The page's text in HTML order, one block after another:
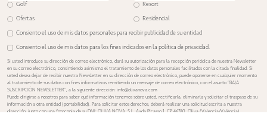
Golf
Resort
Ofertas
Residencial
Consiento el uso de mis datos personales para recibir publicidad de su entidad
Consiento el uso de mis datos para los fines indicados en lapolítica de privacidad.
Si usted introduce su dirección de correo electrónico, dará su autorización para la recepción periódica de nuestra Newsletter
en su correo electrónico, consintiendo asimismo el tratamiento de los datos personales facilitados con la citada finalidad. Si
usted desea dejar de recibir nuestra Newsletter en su dirección de correo electrónico, puede oponerse en cualquier momento
al tratamiento de sus datos con fines informativos remitiendo un mensaje de correo electrónico, con el asunto “BAJA
SUSCRIPCIÓN NEWSLETTER”, a la siguiente dirección: info@olivanova.com
Puede dirigirse a nosotros para saber qué información tenemos sobre usted, rectificarla, eliminarla y solicitar el traspaso de su
información a otra entidad (portabilidad). Para solicitar estos derechos, deberá realizar una solicitud escrita a nuestra
dirección, junto con una fotocopia de su DNI: OLIVA NOVA, S.L, Avda Picasso 1, CP 46780, Oliva (Valencia/València).